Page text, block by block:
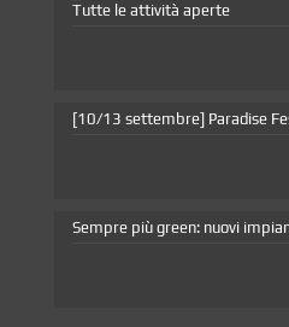
Tutte le attività aperte
[10/13 settembre] Paradise
Sempre più green: nuovi